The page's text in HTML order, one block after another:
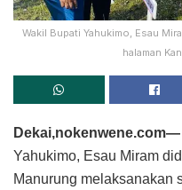
Wakil Bupati Yahukimo, Esau
halaman
Dekai,nokenwene.com—
Yahukimo, Esau Miram
Manurung melaksanakan